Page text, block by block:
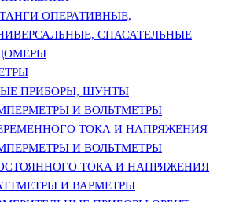
ОПЕРАТИВНЫЕ,
СПАСАТЕЛЬНЫЕ
ПРИБОРЫ, ШУНТЫ
И ВОЛЬТМЕТРЫ
ТОКА И НАПРЯЖЕНИЯ
И ВОЛЬТМЕТРЫ
ТОКА И НАПРЯЖЕНИЯ
И ВАРМЕТРЫ